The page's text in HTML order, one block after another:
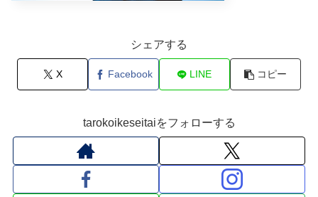
シェアする
X Facebook LINE コピー
tarokoikeseitaiをフォローする